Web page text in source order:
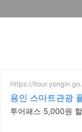
https://
용인 스마트관광
투어패스 5,000원